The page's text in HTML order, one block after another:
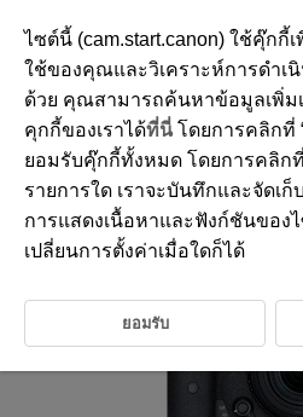
D180-001
ไซต์นี้ (cam.start.canon) ใช้คุ๊ก
ใช้ของคุณและวิเคราะห์การดำเ
ด้วย คุณสามารถค้นหาข้อมูลเพิ่ม
คุกกี้ของเราได้ที่นี่โดยการคลิกที่
ยอมรับคุ๊กกี้ทั้งหมด โดยการคลิกที่
รายการใด เราจะบันทึกและจัดเ
การแสดงเนื้อหาและฟังก์ชันของ
เปลี่ยนการตั้งค่าเมื่อใดก็ได้
ยอมรับ